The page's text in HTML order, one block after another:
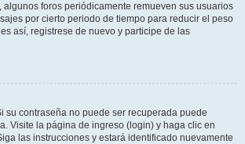
algunos foros periódicamente remueven sus usuarios
por cierto periodo de tiempo para reducir el peso
así, registrese de nuevo y participe de las
su contraseña no puede ser recuperada puede
Visite la página de ingreso (login) y haga clic en
las instrucciones y estará identificado nuevamente